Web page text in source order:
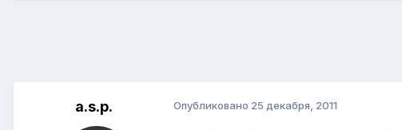
a.s.p. Опубликовано 25 декабря, 2011